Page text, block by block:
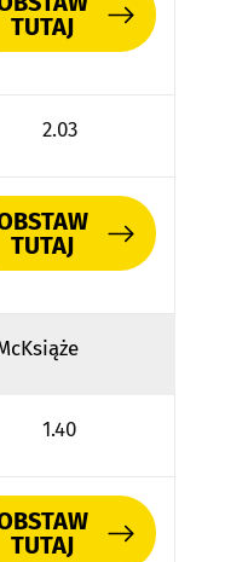
TUTAJ
2.03
TUTAJ
1.40
TUTAJ